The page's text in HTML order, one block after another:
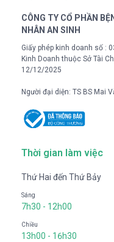
CÔNG TY CỔ PHẦN
NHÂN AN SINH
Giấy phép kinh doanh số :
Kinh Doanh thuộc Sở Tài
12/12/2025
Người đại diện: TS BS Mai
Thời gian làm việc
Thứ Hai đến Thứ Bảy
Sáng
7h30 - 12h00
Chiều
13h00 - 16h30